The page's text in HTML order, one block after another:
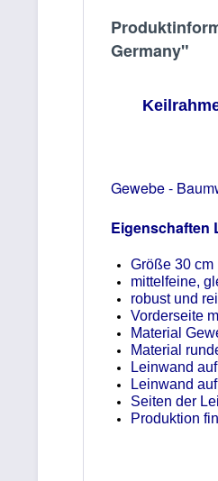
Germany"
Gewebe -
Eigenschaften
Größe 30 cm
mittelfeine,
robust und
Vorderseite
Material
Material
Leinwand
Leinwand
Seiten der
Produktion